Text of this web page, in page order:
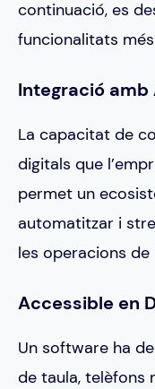
continuació, es
funcionalitats
Integració amb
La capacitat de
digitals que
permet un
automatitzar i
les operacions de
Accessible en
Un software ha
de taula, telèfons